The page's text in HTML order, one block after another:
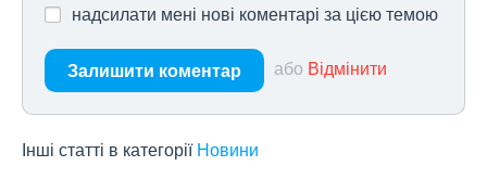
надсилати мені нові коментарі за цією темою
Залишити коментар або Відмінити
Інші статті в категорії Новини